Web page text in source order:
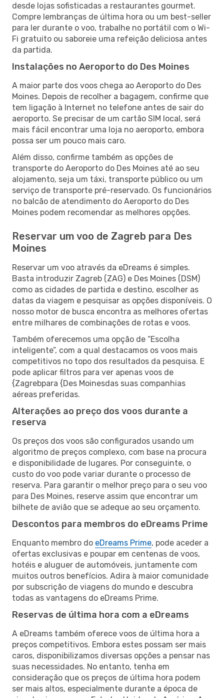
desde lojas sofisticadas a restaurantes gourmet.
Compre lembranças de última hora ou um best-seller
para ler durante o voo, trabalhe no portátil com o Wi-
Fi gratuito ou saboreie uma refeição deliciosa antes
da partida.
Instalações no Aeroporto do Des Moines
A maior parte dos voos chega ao Aeroporto do Des
Moines. Depois de recolher a bagagem, confirme que
tem ligação à Internet no telefone antes de sair do
aeroporto. Se precisar de um cartão SIM local, será
mais fácil encontrar uma loja no aeroporto, embora
possa ser um pouco mais caro.
Além disso, confirme também as opções de
transporte do Aeroporto do Des Moines até ao seu
alojamento, seja um táxi, transporte público ou um
serviço de transporte pré-reservado. Os funcionários
no balcão de atendimento do Aeroporto do Des
Moines podem recomendar as melhores opções.
Reservar um voo de Zagreb para Des
Moines
Reservar um voo através da eDreams é simples.
Basta introduzir Zagreb (ZAG) e Des Moines (DSM)
como as cidades de partida e destino, escolher as
datas da viagem e pesquisar as opções disponíveis. O
nosso motor de busca encontra as melhores ofertas
entre milhares de combinações de rotas e voos.
Também oferecemos uma opção de “Escolha
inteligente”, com a qual destacamos os voos mais
competitivos no topo dos resultados da pesquisa. E
pode aplicar filtros para ver apenas voos de
{Zagrebpara {Des Moinesdas suas companhias
aéreas preferidas.
Alterações ao preço dos voos durante a
reserva
Os preços dos voos são configurados usando um
algoritmo de preços complexo, com base na procura
e disponibilidade de lugares. Por conseguinte, o
custo do voo pode variar durante o processo de
reserva. Para garantir o melhor preço para o seu voo
para Des Moines, reserve assim que encontrar um
bilhete de avião que se adeque ao seu orçamento.
Descontos para membros do eDreams Prime
Enquanto membro do eDreams Prime, pode aceder a
ofertas exclusivas e poupar em centenas de voos,
hotéis e aluguer de automóveis, juntamente com
muitos outros benefícios. Adira à maior comunidade
por subscrição de viagens do mundo e descubra
todas as vantagens do eDreams Prime.
Reservas de última hora com a eDreams
A eDreams também oferece voos de última hora a
preços competitivos. Embora estes possam ser mais
caros, disponibilizamos diversas opções a pensar nas
suas necessidades. No entanto, tenha em
consideração que os preços de última hora podem
ser mais altos, especialmente durante a época de